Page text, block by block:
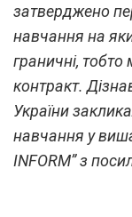
затверджено
навчання на
граничні, тобто
контракт.
України
навчання у
INFORM” з